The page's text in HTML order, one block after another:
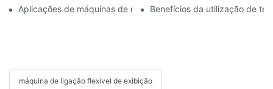
Aplicações de máquinas de reparo de celulares na
Benefícios da utilização de
máquina de ligação flexível de exibição